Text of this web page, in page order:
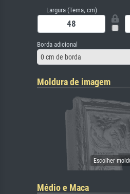
Largura (Tema, cm)
Borda adicional
0 cm de borda
Moldura de imagem
Médio e Maca